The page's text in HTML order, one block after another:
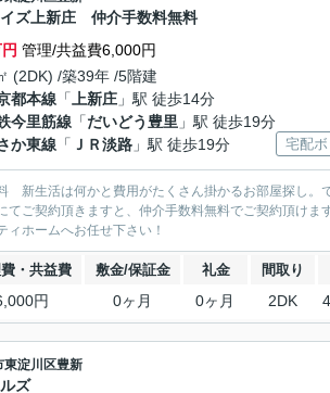
イズ上新庄 仲介手数料無料
管理/共益費6,000円
(2DK) /築39年 /5階建
都本線 「 上新庄 」駅 徒歩14分
今里筋線 「だいどう豊里 」駅 徒歩19分
か東線 「 ＪＲ淡路 」駅 徒歩19分 宅配ボ
新生活は何かと費用がたくさん掛かるお部屋探し。
ご契約頂きますと、仲介手数料無料でご契約頂け
ィホームへお任せ下さい！
・共益費 敷金/保証金 礼金 間取り
円 0ヶ月 0ヶ月 2DK
東淀川区豊新
ズ